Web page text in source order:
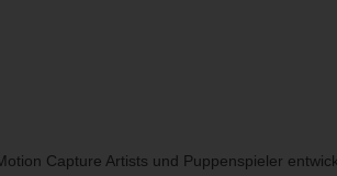
Capture Artists und Puppenspieler